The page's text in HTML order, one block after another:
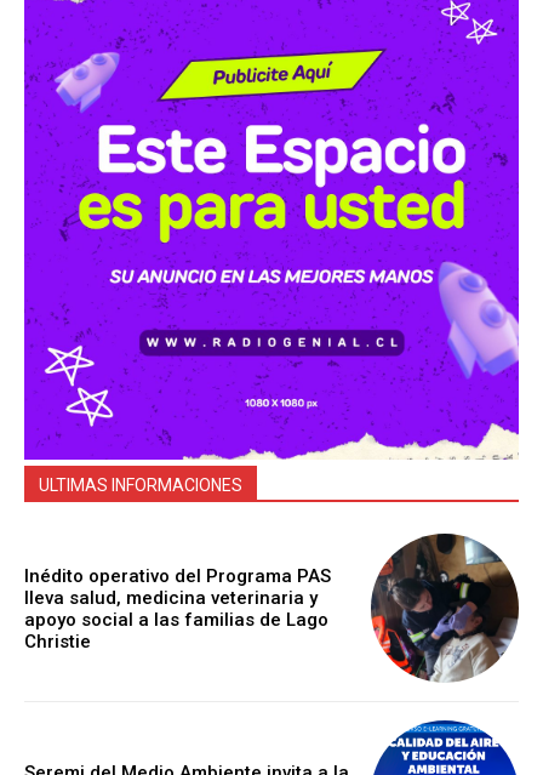
ULTIMAS INFORMACIONES
Inédito operativo del Programa PAS
lleva salud, medicina veterinaria y
apoyo social a las familias de Lago
Christie